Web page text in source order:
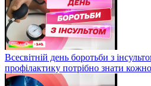
Всесвітній день боротьби з
профілактику потрібно знати